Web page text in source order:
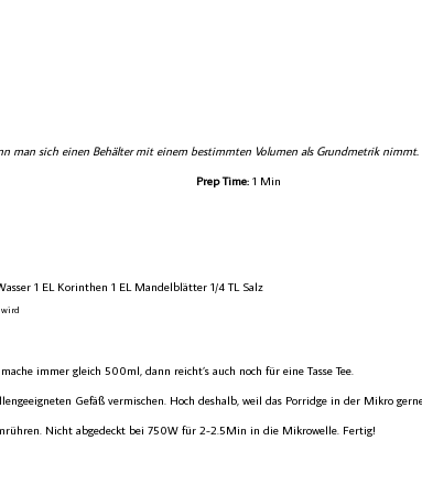
man sich einen Behälter mit einem bestimmten Volumen als Grundmetrik
Prep Time: 1 Min
1 EL Korinthen 1 EL Mandelblätter 1/4TL Salz
wird
immer gleich 500ml, dann reicht’s auch noch für eine Tasse Tee.
Gefäß vermischen. Hoch deshalb, weil das Porridge in der Mikro
Nicht abgedeckt bei 750W für 2-2.5Min in die Mikrowelle. Fertig!